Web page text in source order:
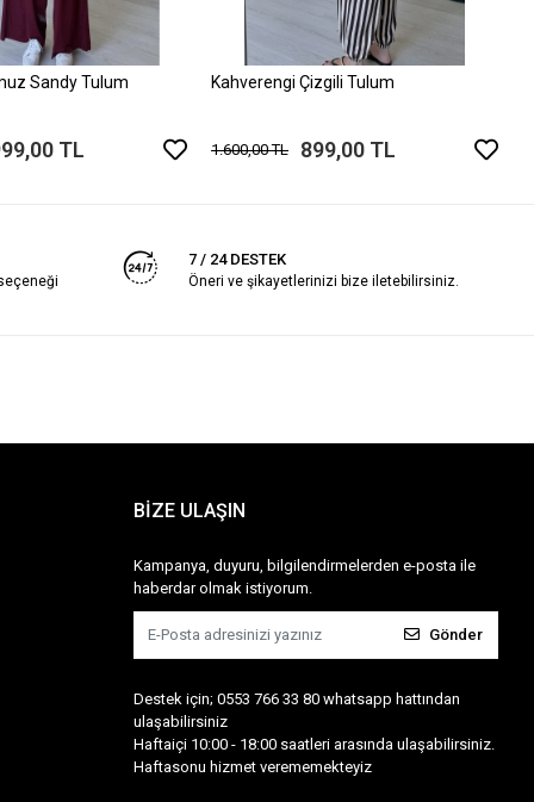
Sandy Tulum
TL
Kahverengi Çizgili Tulum
1.600,00 TL 899,00 TL
7 / 24 DESTEK
Öneri ve şikayetlerinizi bize iletebilirsiniz.
BİZE ULAŞIN
Kampanya, duyuru, bilgilendirmelerden e-posta ile
haberdar olmak istiyorum.
Gönder
Destek için; 0553 766 33 80 whatsapp hattından
ulaşabilirsiniz
Haftaiçi 10:00 - 18:00 saatleri arasında ulaşabilirsiniz.
Haftasonu hizmet verememekteyiz